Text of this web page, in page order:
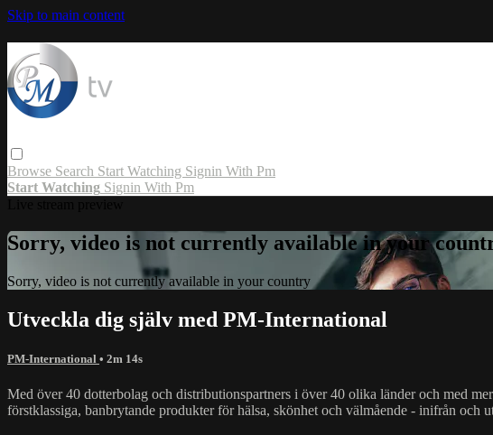
Skip to main content
Browse Search Start Watching Signin With Pm
Start Watching Signin With Pm
Sorry, video is not currently available in your
Sorry, video is not currently available in your country
Utveckla dig själv med PM-International
PM-International • 2m 14s
Med över 40 dotterbolag och distributionspartners i över 40 olika länder och med
förstklassiga, banbrytande produkter för hälsa, skönhet och välmående - inifrån och